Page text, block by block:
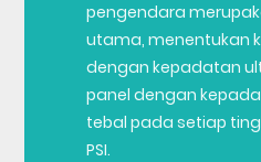
pengendara
utama, menentukan
dengan kepadatan
panel dengan
tebal pada setiap
PSI.